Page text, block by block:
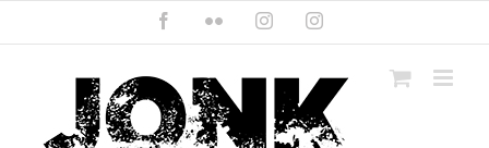
content
FacebookFlickr InstagramInstagram